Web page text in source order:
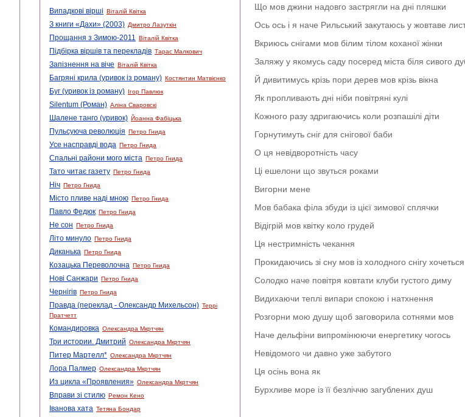
Випадкові вірші Віталій Квітка
З книги «Дахи» (2003) Дмитро Лазуткін
Прощання з Зимою-2011 Віталій Квітка
Підбірка віршів та перекладів Тарас Малкович
Запізнення на віче Віталій Квітка
Багряні крила (уривок із роману) Костянтин Матвієнко
Буг (уривок із роману) Ігор Павлюк
Silentum (Роман) Аліна Сваровскі
Шалене танго (уривок) Йоанна Фабіцька
Пульсуюча революція Петро Гнида
Усе насправді вода Петро Гнида
Спальні райони мого міста Петро Гнида
Тато читає газету Петро Гнида
Ніч Петро Гнида
Місто пливе наді мною Петро Гнида
Павло Федюк Петро Гнида
Не сон Петро Гнида
Літо минуло Петро Гнида
Диканька Петро Гнида
Козацька Переволочна Петро Гнида
Нові Санжари Петро Гнида
Чернігів Петро Гнида
Правда (переклад - Олександр Михельсон) Террі
Пратчетт
Командировка Олександра Мкртчян
Три истории. Дмитрий Олександра Мкртчян
Питер Мартелл* Олександра Мкртчян
Лора Палмер Олександра Мкртчян
Из цикла «Проявления» Олександра Мкртчян
Вправи зі стилю Ремон Кено
Іванова хата Тетяна Бондар
Що мов джини надовго застрягли на дні пляшки
Ось ось і я наче Рильський закутаюсь у жовтаве
Вкриюсь снігами мов білим тілом коханої жінки
Заляжу у якомусь саду посеред міста біля сивого
Й дивитимусь крізь пори дерев мов крізь вікна
Як пропливають дні ніби повітряні кулі
Кожного разу здригаючись коли розпашілі діти
Горнутимуть сніг для снігової баби
О ця невідворотність часу
Ці ешелони що звуться роками
Вигорни мене
Мов бабака філа збуди із цієї зимової сплячки
Відігрій мов квітку коло грудей
Ця нестримність чекання
Прокидаючись зі сну мов із холодного снігу
Солодко наче повітря ковтати клуби густого диму
Видихаючи теплі випари спокою і натхнення
Розгорни мою душу щоб заговорила сотнями мов
Наче дельфіни випромінюючи енергетику чогось
Невідомого чи давно уже забутого
Ця осінь вона як
Бурхливе море із її безліччю загублених душ